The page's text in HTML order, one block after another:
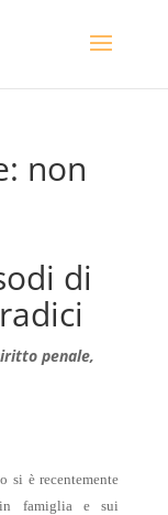
non
di
penale,
si è recentemente
in famiglia e sui